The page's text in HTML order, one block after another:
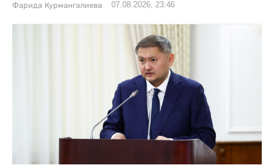
Фарида Курмангалиева 07.08.2026, 23:46